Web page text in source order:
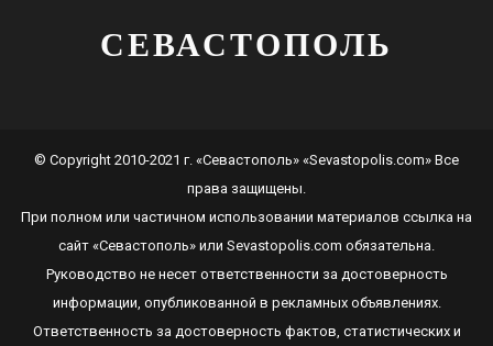
СЕВАСТОПОЛЬ
© Copyright 2010-2021 г. «Севастополь» «Sevastopolis.com» Все
права защищены.
При полном или частичном использовании материалов ссылка на
сайт «Севастополь» или Sevastopolis.com обязательна.
Руководство не несет ответственности за достоверность
информации, опубликованной в рекламных объявлениях.
Ответственность за достоверность фактов, статистических и